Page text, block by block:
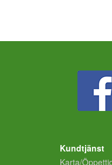
Kundtjänst
Karta/